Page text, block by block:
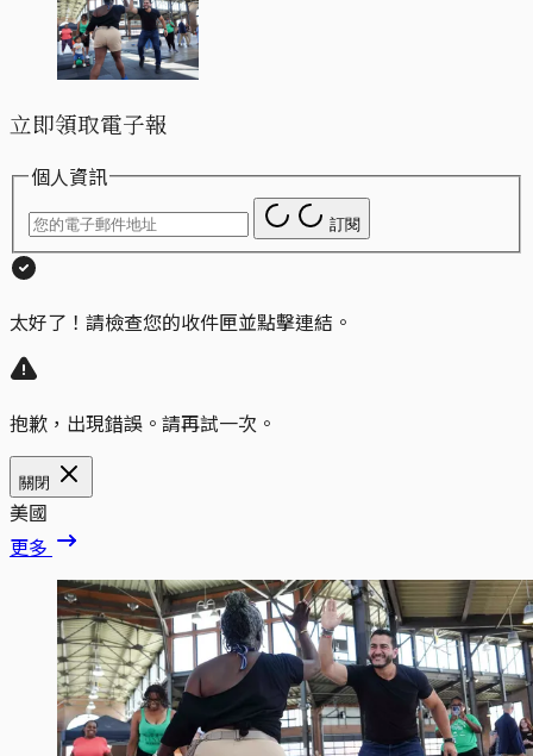
立即領取電子報
個人資訊
訂閱
太好了！請檢查您的收件匣並點擊連結。
抱歉，出現錯誤。請再試一次。
關閉
美國
更多